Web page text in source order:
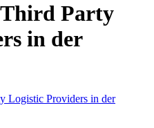
Party
in der